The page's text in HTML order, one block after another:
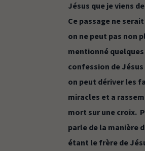
Jésus que je viens
Ce passage ne
on ne peut pas non
mentionné
confession de
on peut dériver les
miracles et a
mort sur une croix.
parle de la manière
étant le frère de